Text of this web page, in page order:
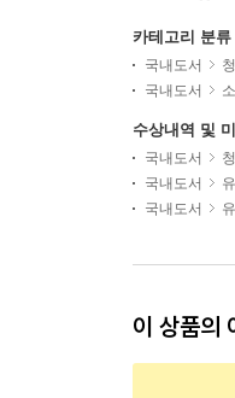
카테고리 분류
국내도서
국내도서
수상내역 및
국내도서
국내도서
국내도서
이 상품의